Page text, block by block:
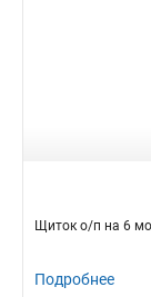
Щиток о/п на 6
Подробнее